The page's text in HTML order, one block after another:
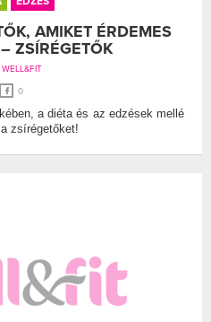
AMIKET ÉRDEMES
ZSÍRÉGETŐK
WELL&FIT
0
a diéta és az edzések mellé
zsírégetőket!